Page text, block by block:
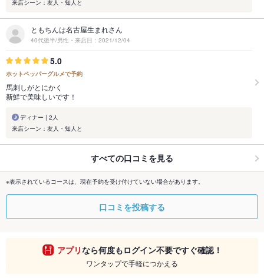
来店シーン：友人・知人と
ともちんは名古屋生まれさん
40代後半/男性・来店日：2021/12/04
5.0
ホットペッパーグルメで予約
馬刺しがとにかく
新鮮で美味しいです！
ディナー | 2人
来店シーン：友人・知人と
すべての口コミを見る
※表示されているコースは、現在予約を受け付けていない場合があります。
口コミを投稿する
アプリなら何度もログイン不要ですぐ確認！
ワンタップで手軽につかえる